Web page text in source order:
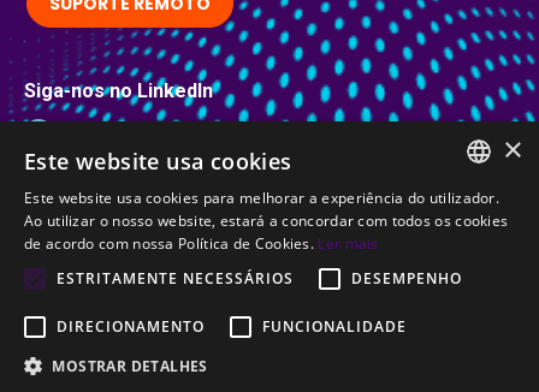
Siga-nos no LinkedIn
LinkedIn
Certificações
PORTUGUESE
×
Este website usa cookies
Este website usa cookies para melhorar a experiência do utilizador.
Ao utilizar o nosso website, estará a concordar com todos os cookies
de acordo com nossa Política de Cookies. Ler mais
ESTRITAMENTE NECESSÁRIOS
DESEMPENHO
DIRECIONAMENTO
FUNCIONALIDADE
MOSTRAR DETALHES